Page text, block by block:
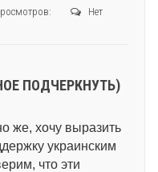
Нет
ПОДЧЕРКНУТЬ)
же, хочу выразить
украинским
что эти